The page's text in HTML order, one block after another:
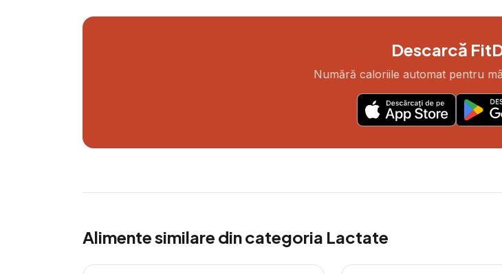
Descarcă
Numără caloriile automat pentru
Alimente similare din categoria Lactate